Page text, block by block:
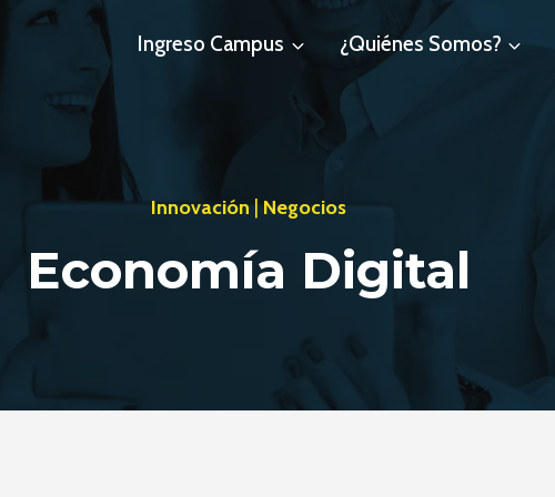
Ingreso Campus ¿Quiénes Somos?
Innovación|Negocios
Economía Digital